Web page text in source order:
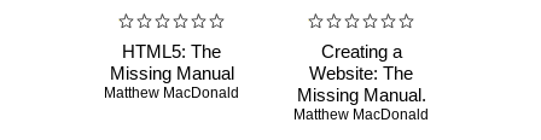
HTML5: The
Missing Manual
Matthew MacDonald
Creating a
Website: The
Missing Manual.
3rd Edition
Matthew MacDonald